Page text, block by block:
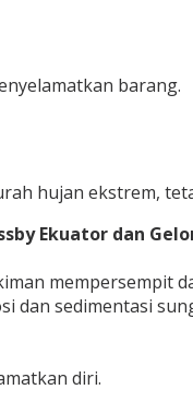
barang.
hujan ekstrem,
Ekuator dan
mempersempit
dan sedimentasi
diri.